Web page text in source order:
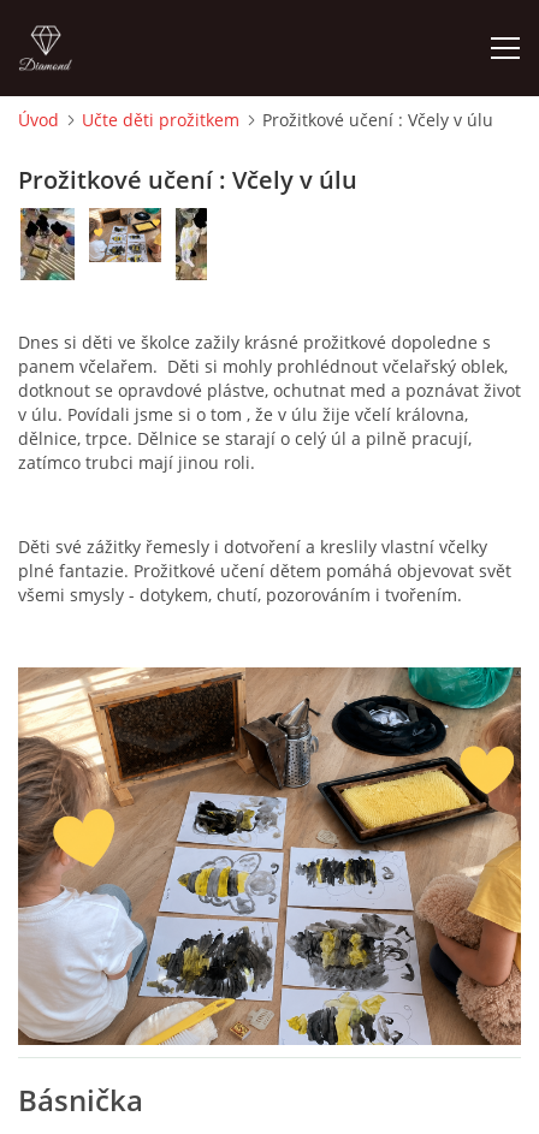
O MĚ
DĚJINY VÝTVARNÉHO UMĚNÍ
NOVINKY ZE ŠKOLSTVÍ 2025
VZDĚLÁVACÍ BLOK ZÁŘÍ
VZDĚLÁVACÍ BLOK LISTOPAD
VZDĚLÁVACÍ BLOK PROSINEC
VZDĚLÁVACÍ BLOK LEDEN
VZDĚLÁVACÍ BLOK ÚNOR
VZDĚLÁVACÍ BLOK BŘEZEN
VZDĚLÁVACÍ BLOK DUBEN
Úvod Učte děti prožitkem Prožitkové učení : Včely v úlu
Prožitkové učení : Včely v úlu
Dnes si děti ve školce zažily krásné prožitkové dopoledne s
panem včelařem. Děti si mohly prohlédnout včelařský oblek,
dotknout se opravdové plástve, ochutnat med a poznávat život
v úlu. Povídali jsme si o tom , že v úlu žije včelí královna,
dělnice, trpce. Dělnice se starají o celý úl a pilně pracují,
zatímco trubci mají jinou roli.
Děti své zážitky řemesly i dotvoření a kreslily vlastní včelky
plné fantazie. Prožitkové učení dětem pomáhá objevovat svět
všemi smysly - dotykem, chutí, pozorováním i tvořením.
Básnička